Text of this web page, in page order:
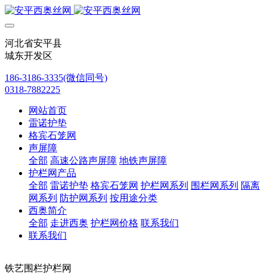
河北省安平县
城东开发区
186-3186-3335(微信同号)
0318-7882225
网站首页
雷诺护垫
格宾石笼网
声屏障
全部 高速公路声屏障 地铁声屏障
护栏网产品
全部 雷诺护垫 格宾石笼网 护栏网系列 围栏网系列 隔离
网系列 防护网系列 按用途分类
西奥简介
全部 走进西奥 护栏网价格 联系我们
联系我们
铁艺围栏护栏网